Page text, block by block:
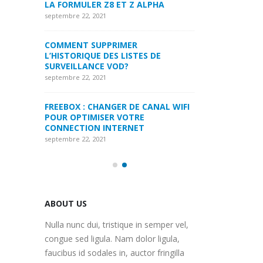
septembre 22, 2021
MYTVONLINE1 MYTVONLINE2
:QUELLES SONT LES LIMITATIONS
MAXIMALES PRIS EN CHARGE SUR
CLES USB|DISQUE DUR | CARTE SD
septembre 22, 2021
COMMENT UTILISER VOTRE
ABONNEMENT IPTV DE VOTRE
MAG250/254 POUR KODI
septembre 22, 2021
ABOUT US
Nulla nunc dui, tristique in semper vel,
congue sed ligula. Nam dolor ligula,
faucibus id sodales in, auctor fringilla